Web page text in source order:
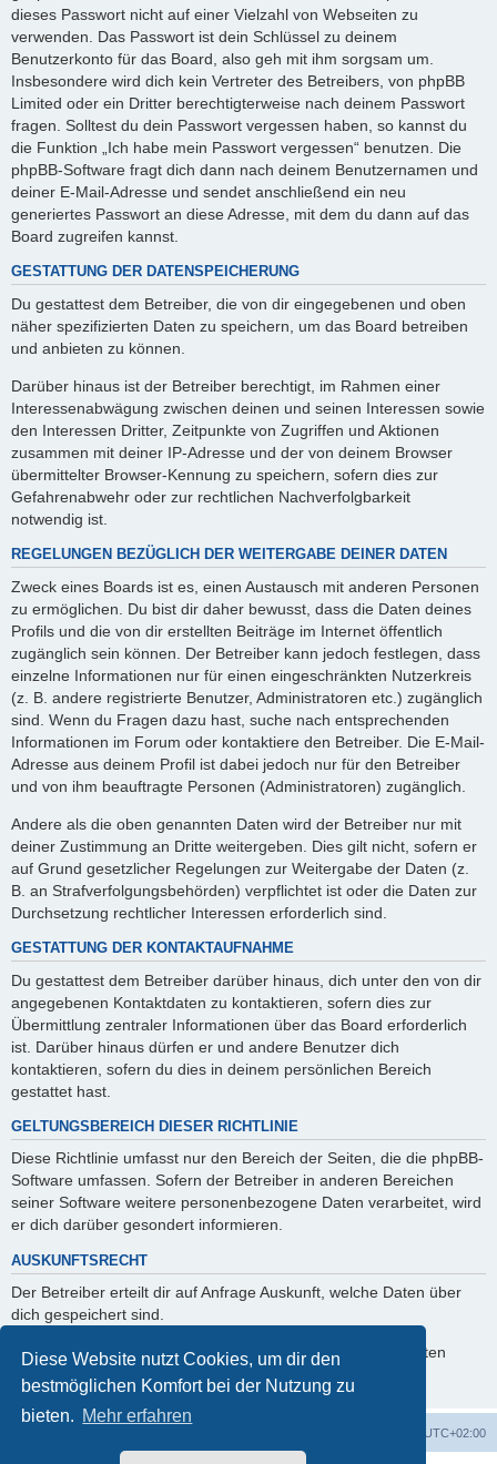
Diese Website nutzt Cookies, um dir den
bestmöglichen Komfort bei der Nutzung zu
bieten. Mehr erfahren
dieses Passwort nicht auf einer Vielzahl von Webseiten zu
verwenden. Das Passwort ist dein Schlüssel zu deinem
Benutzerkonto für das Board, also geh mit ihm sorgsam um.
Insbesondere wird dich kein Vertreter des Betreibers, von phpBB
Limited oder ein Dritter berechtigterweise nach deinem Passwort
fragen. Solltest du dein Passwort vergessen haben, so kannst du
die Funktion „Ich habe mein Passwort vergessen“ benutzen. Die
phpBB-Software fragt dich dann nach deinem Benutzernamen und
deiner E-Mail-Adresse und sendet anschließend ein neu
generiertes Passwort an diese Adresse, mit dem du dann auf das
Board zugreifen kannst.
GESTATTUNG DER DATENSPEICHERUNG
Du gestattest dem Betreiber, die von dir eingegebenen und oben
näher spezifizierten Daten zu speichern, um das Board betreiben
und anbieten zu können.
Darüber hinaus ist der Betreiber berechtigt, im Rahmen einer
Interessenabwägung zwischen deinen und seinen Interessen sowie
den Interessen Dritter, Zeitpunkte von Zugriffen und Aktionen
zusammen mit deiner IP-Adresse und der von deinem Browser
übermittelter Browser-Kennung zu speichern, sofern dies zur
Gefahrenabwehr oder zur rechtlichen Nachverfolgbarkeit
notwendig ist.
REGELUNGEN BEZÜGLICH DER WEITERGABE DEINER DATEN
Zweck eines Boards ist es, einen Austausch mit anderen Personen
zu ermöglichen. Du bist dir daher bewusst, dass die Daten deines
Profils und die von dir erstellten Beiträge im Internet öffentlich
zugänglich sein können. Der Betreiber kann jedoch festlegen, dass
einzelne Informationen nur für einen eingeschränkten Nutzerkreis
(z. B. andere registrierte Benutzer, Administratoren etc.) zugänglich
sind. Wenn du Fragen dazu hast, suche nach entsprechenden
Informationen im Forum oder kontaktiere den Betreiber. Die E-Mail-
Adresse aus deinem Profil ist dabei jedoch nur für den Betreiber
und von ihm beauftragte Personen (Administratoren) zugänglich.
Andere als die oben genannten Daten wird der Betreiber nur mit
deiner Zustimmung an Dritte weitergeben. Dies gilt nicht, sofern er
auf Grund gesetzlicher Regelungen zur Weitergabe der Daten (z.
B. an Strafverfolgungsbehörden) verpflichtet ist oder die Daten zur
Durchsetzung rechtlicher Interessen erforderlich sind.
GESTATTUNG DER KONTAKTAUFNAHME
Du gestattest dem Betreiber darüber hinaus, dich unter den von dir
angegebenen Kontaktdaten zu kontaktieren, sofern dies zur
Übermittlung zentraler Informationen über das Board erforderlich
ist. Darüber hinaus dürfen er und andere Benutzer dich
kontaktieren, sofern du dies in deinem persönlichen Bereich
gestattet hast.
GELTUNGSBEREICH DIESER RICHTLINIE
Diese Richtlinie umfasst nur den Bereich der Seiten, die die phpBB-
Software umfassen. Sofern der Betreiber in anderen Bereichen
seiner Software weitere personenbezogene Daten verarbeitet, wird
er dich darüber gesondert informieren.
AUSKUNFTSRECHT
Der Betreiber erteilt dir auf Anfrage Auskunft, welche Daten über
dich gespeichert sind.
Du kannst jederzeit die Löschung bzw. Sperrung deiner Daten
verlangen. Kontaktiere hierzu bitte den Betreiber.
UTC+02:00